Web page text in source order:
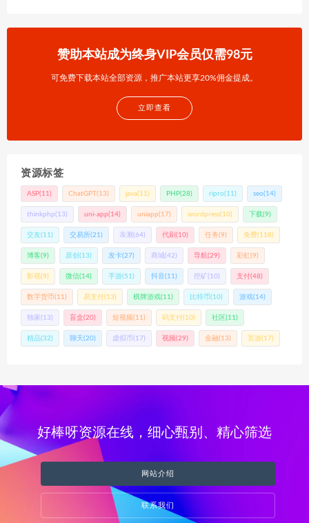
赞助本站成为终身VIP会员仅需98元
可免费下载本站全部资源，推广本站更享20%佣金提成。
立即查看
资源标签
ASP(11) ChatGPT(13) java(11) PHP(28) ripro(11) seo(14)
thinkphp(13) uni-app(14) uniapp(17) wordpress(10) 下载(9)
交友(11) 交易所(21) 亲测 (64) 代刷 (10) 任务(9) 免费(118)
博客(9) 原创 (13) 发卡(27) 商城(42) 导航(29) 彩虹(9)
影视(9) 微信(14) 手游(51) 抖音(11) 挖矿(10) 支付(48)
数字货币(11) 易支付(13) 棋牌游戏(11) 比特币(10) 游戏(14)
独家(13) 盲盒(20) 短视频(11) 码支付(10) 社区(11)
精品(32) 聊天(20) 虚拟币(17) 视频(29) 金融(13) 页游(17)
好棒呀资源在线，细心甄别、精心筛选
网站介绍
联系我们